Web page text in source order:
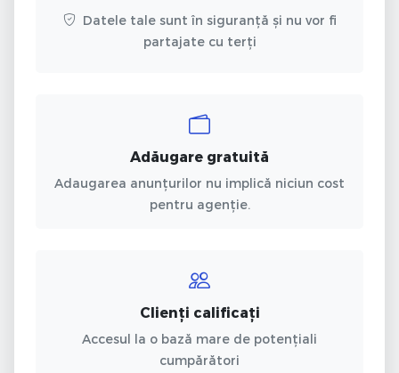
Datele tale sunt în siguranță și nu vor fi
partajate cu terți
Adăugare gratuită
Adaugarea anunțurilor nu implică niciun cost
pentru agenție.
Clienți calificați
Accesul la o bază mare de potențiali
cumpărători